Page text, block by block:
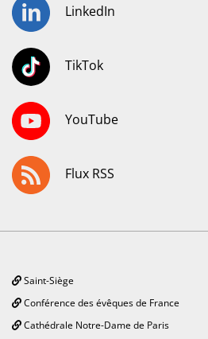
LinkedIn
TikTok
YouTube
Flux RSS
Saint-Siège
Conférence des évêques de France
Cathédrale Notre-Dame de Paris